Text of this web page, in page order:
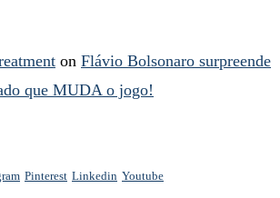
on Flávio Bolsonaro surpreende
que MUDA o jogo!
Pinterest Linkedin Youtube